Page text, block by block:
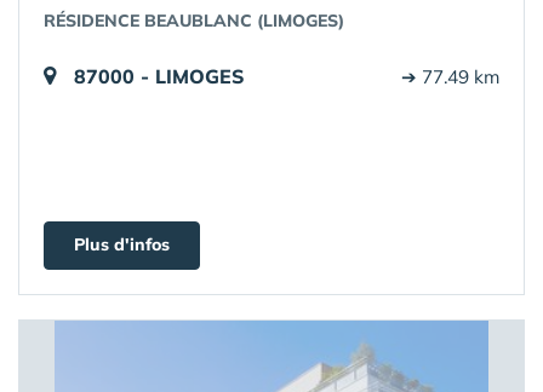
RÉSIDENCE BEAUBLANC (LIMOGES)
87000 - LIMOGES ➔ 77.49 km
Plus d'infos